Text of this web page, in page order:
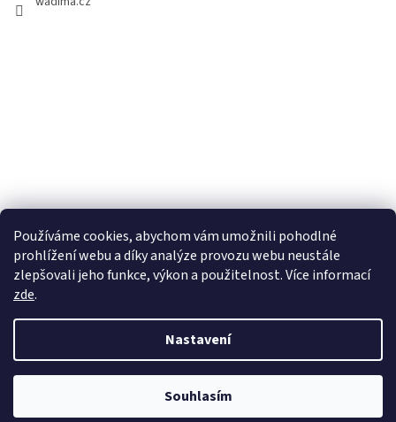
Používáme cookies, abychom vám umožnili pohodlné
prohlížení webu a díky analýze provozu webu neustále
zlepšovali jeho funkce, výkon a použitelnost. Více informací
zde.
Nastavení
Souhlasím
Copyright 2026wadima.cz - kvalitní oblečení a prádlo pro
. Všechna práva vyhrazena.